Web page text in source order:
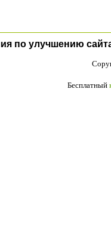
по улучшению
Бесплатный